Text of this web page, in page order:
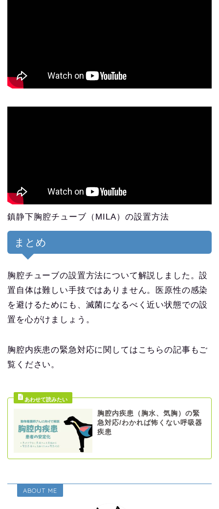
鎮静下胸腔チューブ（MILA）の設置方法
まとめ
胸腔チューブの設置方法について解説しました。設
置自体は難しい手技ではありません。医原性の感染
を避けるためにも、滅菌になるべく近い状態での設
置を心がけましょう。
胸腔内疾患の緊急対応に関してはこちらの記事もご
覧ください。
胸腔内疾患（胸水、気胸）の緊
急対応/わかれば怖くない呼吸器
疾患
ABOUT ME